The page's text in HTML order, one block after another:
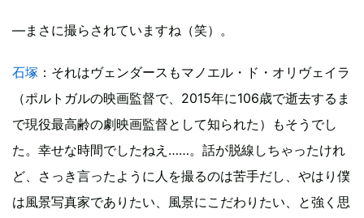
―まさに撮らされていますね（笑）。
石塚 ：それはヴェンダースもマノエル・ド・オリヴェイラ
（ポルトガルの映画監督で、2015年に106歳で逝去するま
で現役最高齢の劇映画監督として知られた）もそうでし
た。幸せな時間でしたねえ……。話が脱線しちゃったけれ
ど、さっき言ったように人を撮るのは苦手だし、やはり僕
は風景写真家でありたい、風景にこだわりたい、と強く思